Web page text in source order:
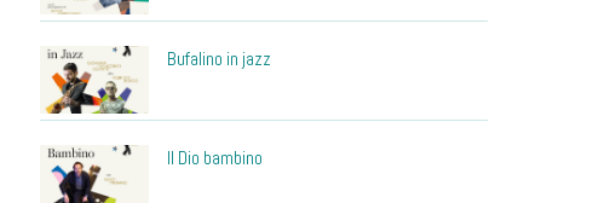
Bufalino in jazz
Il Dio bambino